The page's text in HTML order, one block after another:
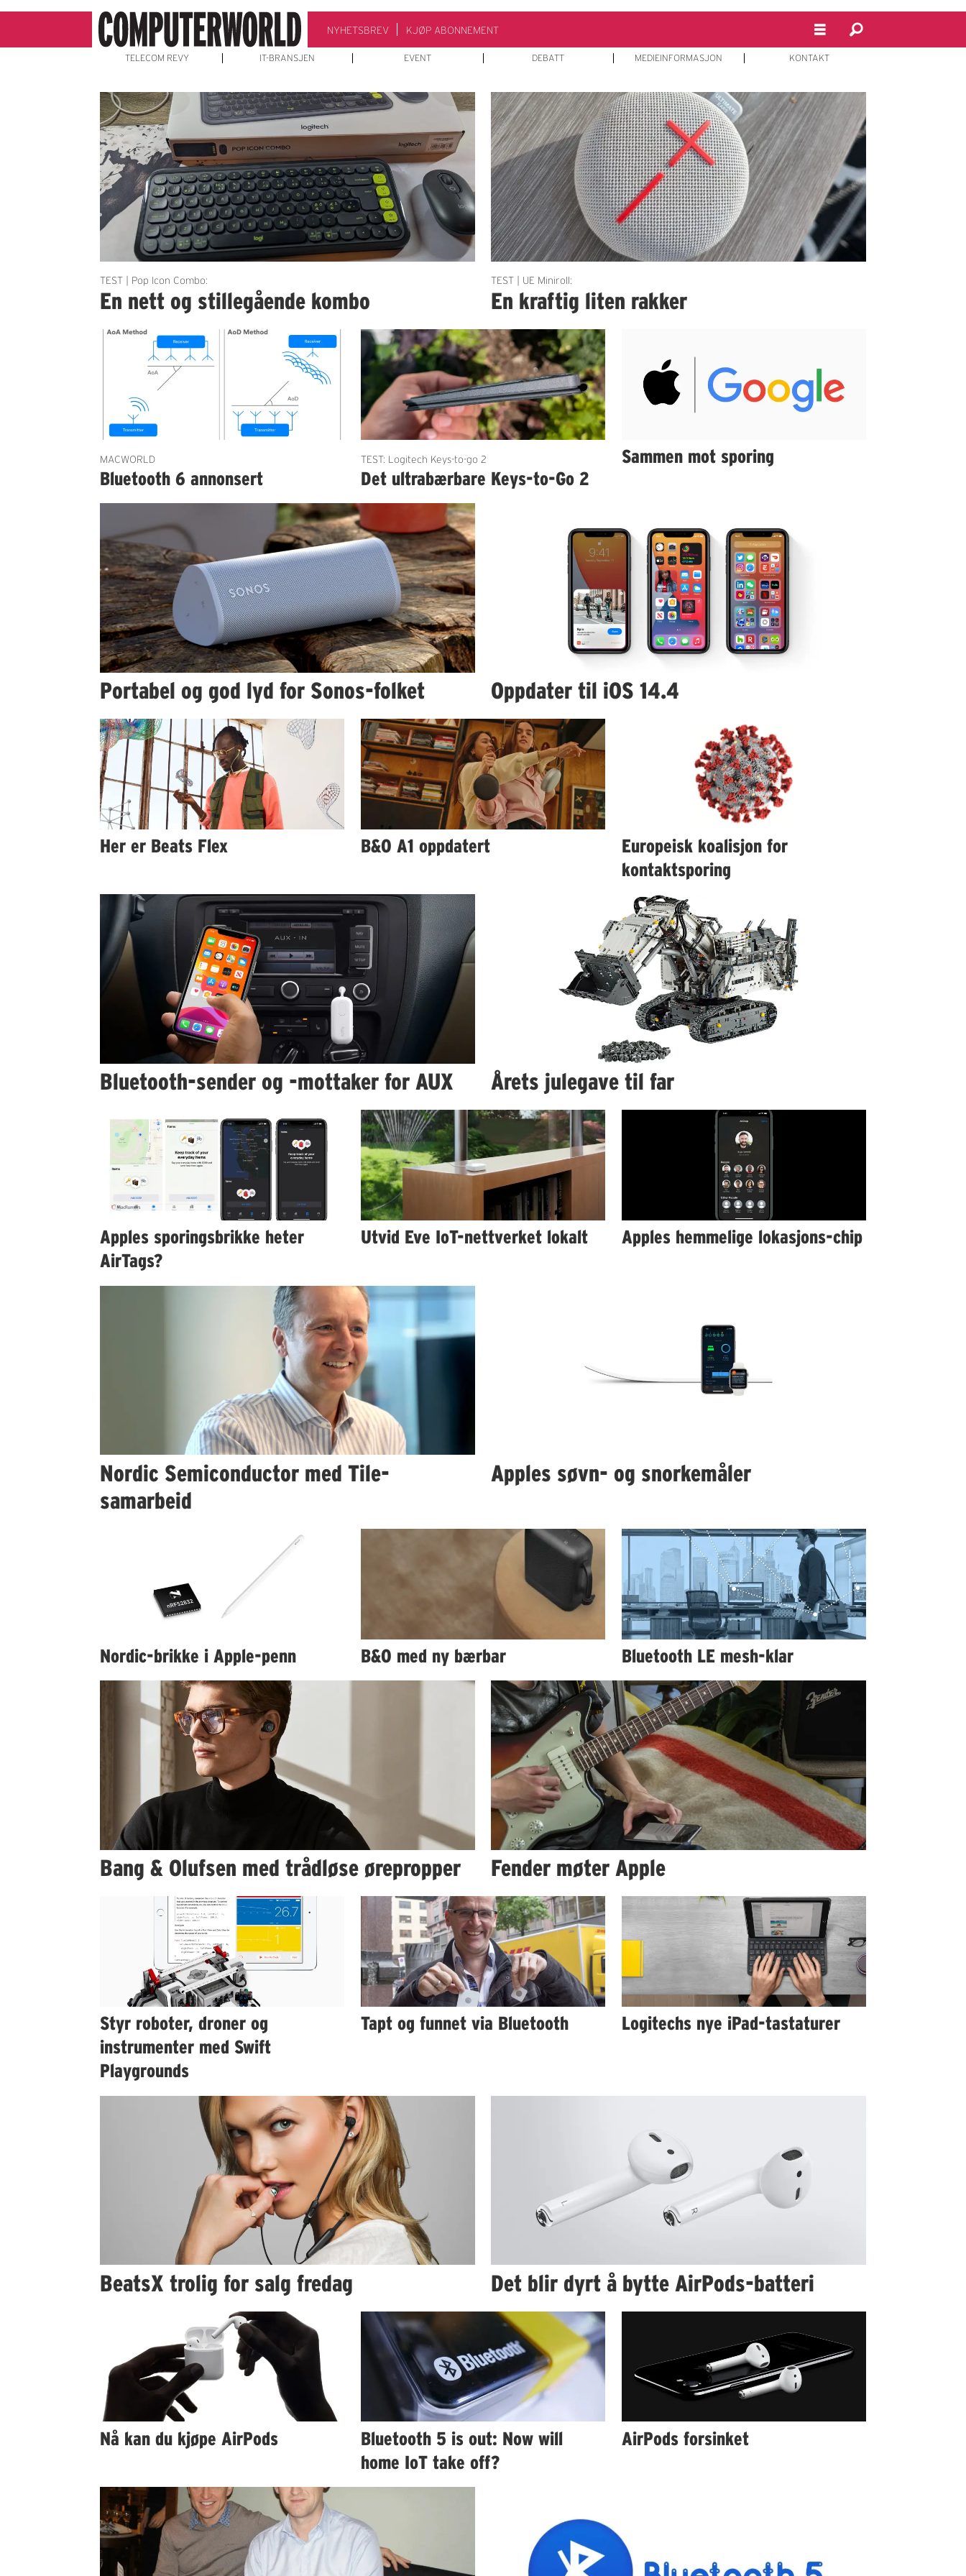
NYHETSBREV KJØP ABONNEMENT
TELECOM REVY IT-BRANSJEN EVENT DEBATT MEDIEINFORMASJON KONTAKT
bluetooth
TEST | Pop Icon Combo:
En nett og stillegående kombo
TEST | UE Miniroll:
En kraftig liten rakker
MACWORLD
Bluetooth 6 annonsert
TEST: Logitech Keys-to-go 2
Det ultrabærbare Keys-to-Go 2
Sammen mot sporing
Portabel og god lyd for Sonos-folket Oppdater til iOS 14.4
Her er Beats Flex B&O A1 oppdatert
Europeisk koalisjon for
kontaktsporing
Bluetooth-sender og -mottaker for AUX Årets julegave til far
Apples sporingsbrikke heter
AirTags?
Utvid Eve IoT-nettverket lokalt Apples hemmelige lokasjons-chip
Nordic Semiconductor med Tile-
samarbeid
Apples søvn- og snorkemåler
Nordic-brikke i Apple-penn B&O med ny bærbar Bluetooth LE mesh-klar
Bang & Olufsen med trådløse ørepropper Fender møter Apple
Styr roboter, droner og
instrumenter med Swift
Playgrounds
Tapt og funnet via Bluetooth Logitechs nye iPad-tastaturer
BeatsX trolig for salg fredag Det blir dyrt å bytte AirPods-batteri
Nå kan du kjøpe AirPods
Bluetooth 5 is out: Now will
home IoT take off?
AirPods forsinket